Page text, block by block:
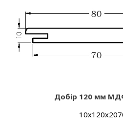
Добір 120 мм